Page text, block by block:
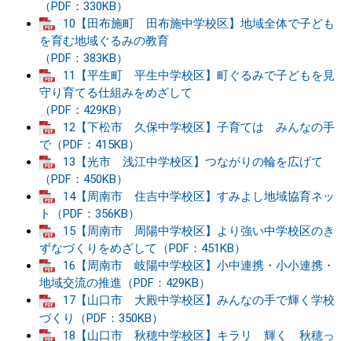
（PDF：330KB）
10【田布施町 田布施中学校区】地域全体で子ども
を育む地域ぐるみの教育
（PDF：383KB）
11【平生町 平生中学校区】町ぐるみで子どもを見
守り育てる仕組みをめざして
（PDF：429KB）
12【下松市 久保中学校区】子育ては みんなの手
で（PDF：415KB）
13【光市 浅江中学校区】つながりの輪を広げて
（PDF：450KB）
14【周南市 住吉中学校区】すみよし地域協育ネッ
ト（PDF：356KB）
15【周南市 周陽中学校区】より強い中学校区のき
ずなづくりをめざして（PDF：451KB）
16【周南市 岐陽中学校区】小中連携・小小連携・
地域交流の推進（PDF：429KB）
17【山口市 大殿中学校区】みんなの手で輝く学校
づくり（PDF：350KB）
18【山口市 秋穂中学校区】キラリ 輝く 秋穂っ